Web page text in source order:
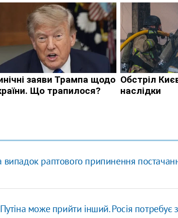
раптового припинення
може прийти інший. Росія потребує